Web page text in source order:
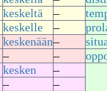
keskeltä –
keskelle –
keskenään–
– –
kesken
–
–
–